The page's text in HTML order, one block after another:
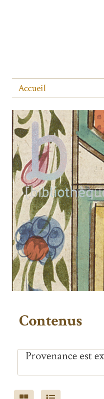
Accueil
Contenus
Provenance est